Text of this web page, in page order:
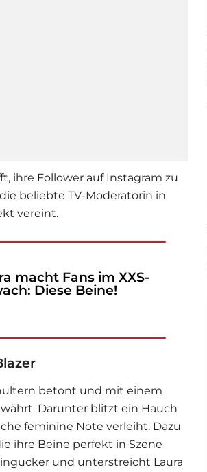
ihre Follower auf Instagram zu
beliebte TV-Moderatorin in
vereint.
macht Fans im XXS-
Diese Beine!
betont und mit einem
Darunter blitzt ein Hauch
feminine Note verleiht. Dazu
ihre Beine perfekt in Szene
und unterstreicht Laura